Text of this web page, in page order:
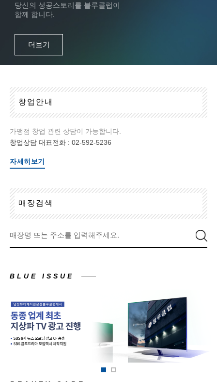
당신의 성공스토리를 블루클럽이
함께 합니다.
더보기
창업 안내
가맹점 창업 관련 상담이 가능합니다.
창업상담 대표전화 : 02-592-5236
자세히보기
매 장검 색
BLUE ISSUE